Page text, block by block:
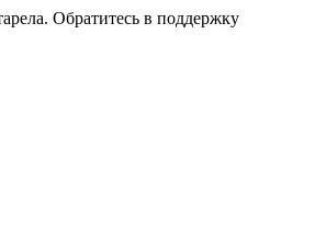
Обратитесь в поддержку